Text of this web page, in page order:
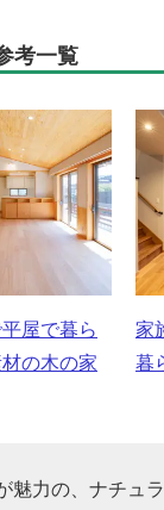
考一覧
屋で暮ら
の木の家
家
暮
魅力の、ナチュ